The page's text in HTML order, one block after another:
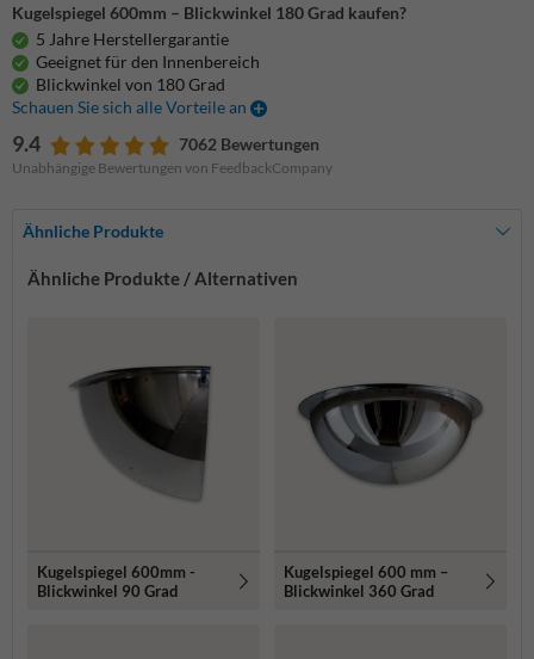
Kugelspiegel 600mm – Blickwinkel 180 Grad kaufen?
5 Jahre Herstellergarantie
Geeignet für den Innenbereich
Blickwinkel von 180 Grad
Schauen Sie sich alle Vorteile an
9.4 7062 Bewertungen
Unabhängige Bewertungen von FeedbackCompany
Ähnliche Produkte
Ähnliche Produkte / Alternativen
Kugelspiegel 600mm -
Blickwinkel 90 Grad
Kugelspiegel 600 mm –
Blickwinkel 360 Grad